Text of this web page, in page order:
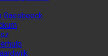
Gaesbeeck